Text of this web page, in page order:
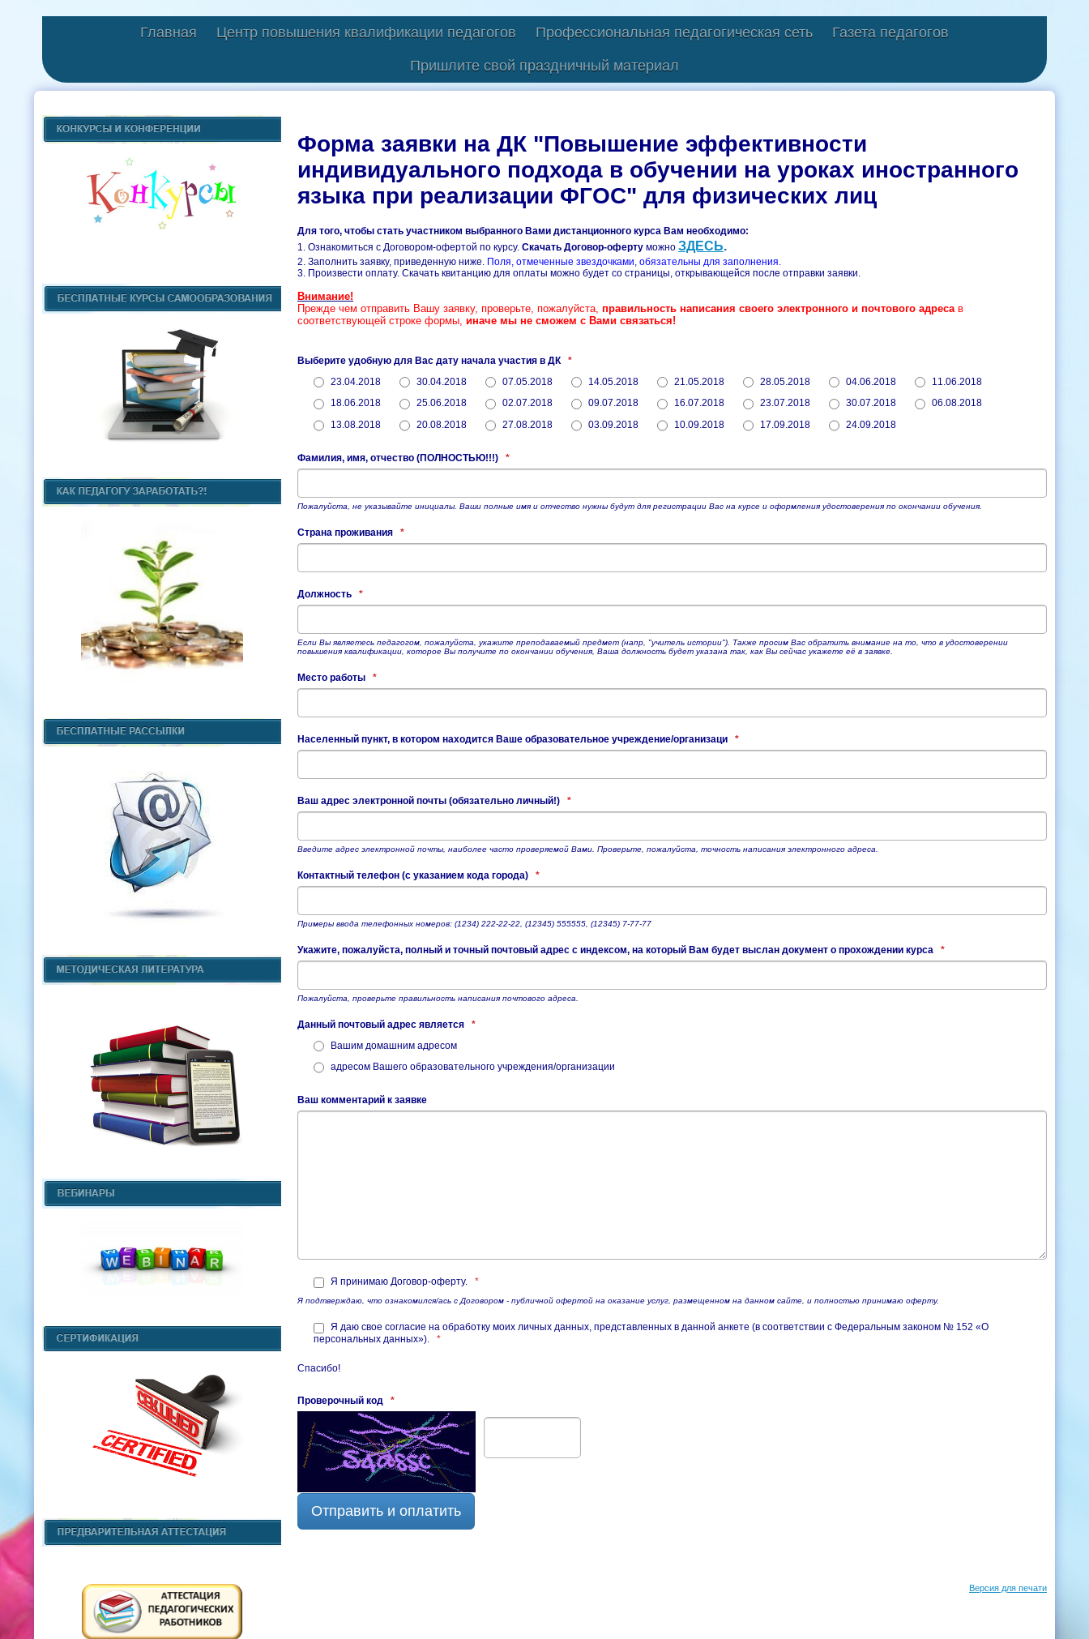
Главная Центр повышения квалификации педагогов Профессиональная педагогическая сеть Газета педагогов
Пришлите свой праздничный материал
Форма заявки на ДК "Повышение эффективности
индивидуального подхода в обучении на уроках иностранного
языка при реализации ФГОС" для физических лиц
Для того, чтобы стать участником выбранного Вами дистанционного курса Вам необходимо:
1. Ознакомиться с Договором-офертой по курсу. Скачать Договор-оферту можно ЗДЕСЬ.
2. Заполнить заявку, приведенную ниже. Поля, отмеченные звездочками, обязательны для заполнения.
3. Произвести оплату. Скачать квитанцию для оплаты можно будет со страницы, открывающейся после отправки заявки.
Внимание!
Прежде чем отправить Вашу заявку, проверьте, пожалуйста, правильность написания своего электронного и почтового адреса в
соответствующей строке формы, иначе мы не сможем с Вами связаться!
Выберите удобную для Вас дату начала участия в ДК *
23.04.2018
30.04.2018 07.05.2018 14.05.2018 21.05.2018 28.05.2018 04.06.2018
11.06.2018
18.06.2018
25.06.2018 02.07.2018 09.07.2018 16.07.2018 23.07.2018 30.07.2018
06.08.2018
13.08.2018
20.08.2018 27.08.2018 03.09.2018 10.09.2018 17.09.2018 24.09.2018
Фамилия, имя, отчество (ПОЛНОСТЬЮ!!!) *
Пожалуйста, не указывайте инициалы. Ваши полные имя и отчество нужны будут для регистрации Вас на курсе и оформления удостоверения по окончании обучения.
Страна проживания *
Должность *
Если Вы являетесь педагогом, пожалуйста, укажите преподаваемый предмет (напр, "учитель истории"). Также просим Вас обратить внимание на то, что в удостоверении
повышения квалификации, которое Вы получите по окончании обучения, Ваша должность будет указана так, как Вы сейчас укажете её в заявке.
Место работы *
Населенный пункт, в котором находится Ваше образовательное учреждение/организаци *
Ваш адрес электронной почты (обязательно личный!) *
Введите адрес электронной почты, наиболее часто проверяемой Вами. Проверьте, пожалуйста, точность написания электронного адреса.
Контактный телефон (с указанием кода города) *
Примеры ввода телефонных номеров: (1234) 222-22-22, (12345) 555555, (12345) 7-77-77
Укажите, пожалуйста, полный и точный почтовый адрес с индексом, на который Вам будет выслан документ о прохождении курса *
Пожалуйста, проверьте правильность написания почтового адреса.
Данный почтовый адрес является
*
Вашим домашним адресом
адресом Вашего образовательного учреждения/организации
Ваш комментарий к заявке
Я принимаю Договор-оферту. *
Я подтверждаю, что ознакомился/ась с Договором - публичной офертой на оказание услуг, размещенном на данном сайте, и полностью принимаю оферту.
Я даю свое согласие на обработку моих личных данных, представленных в данной анкете (в соответствии с Федеральным законом № 152 «О
персональных данных»).
*
Спасибо!
Проверочный код *
Отправить и оплатить
Версия для печати